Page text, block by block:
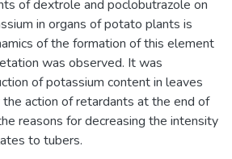
of dextrole and poclobutrazole on
in organs of potato plants is
of the formation of this element
was observed. It was
of potassium content in leaves
action of retardants at the end of
reasons for decreasing the intensity
to tubers.